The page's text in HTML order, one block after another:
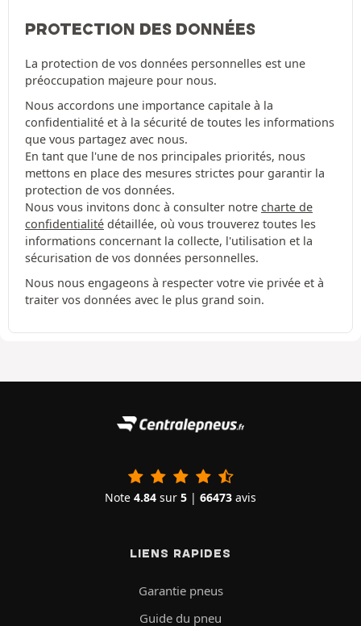
PROTECTION DES DONNÉES
La protection de vos données personnelles est une
préoccupation majeure pour nous.
Nous accordons une importance capitale à la
confidentialité et à la sécurité de toutes les informations
que vous partagez avec nous.
En tant que l'une de nos principales priorités, nous
mettons en place des mesures strictes pour garantir la
protection de vos données.
Nous vous invitons donc à consulter notre charte de
confidentialité détaillée, où vous trouverez toutes les
informations concernant la collecte, l'utilisation et la
sécurisation de vos données personnelles.
Nous nous engageons à respecter votre vie privée et à
traiter vos données avec le plus grand soin.
Note 4.84 sur 5 | 66473 avis
LIENS RAPIDES
Garantie pneus
Guide du pneu